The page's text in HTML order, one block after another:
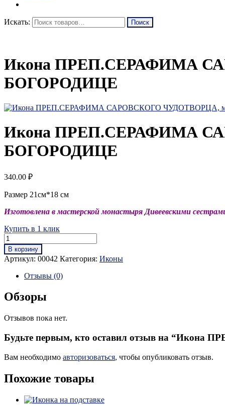
Искать:
Икона ПРЕП.СЕРАФИМА
БОГОРОДИЦЕ
Икона ПРЕП.СЕРАФИМА
БОГОРОДИЦЕ
340.00 ₽
Размер 21см*18 см
Изготовлена в мастерской монастыря Дивеевскими
Купить в 1 клик
В корзину
Артикул: 00042 Категория: Иконы
Отзывы (0)
Обзоры
Отзывов пока нет.
Будьте первым, кто оставил отзыв на
Вам необходимо авторизоваться, чтобы опубликовать отзыв.
Похожие товары